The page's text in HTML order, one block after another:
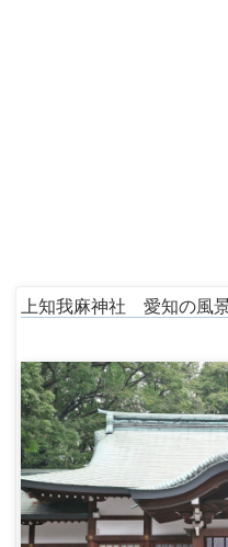
上知我麻神社 愛知の風